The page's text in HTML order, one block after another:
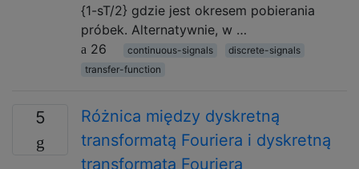
{1-sT/2} gdzie jest okresem pobierania
próbek. Alternatywnie, w …
26
continuous-signals
discrete-signals
transfer-function
5
Różnica między dyskretną
transformatą Fouriera i dyskretną
transformatą Fouriera